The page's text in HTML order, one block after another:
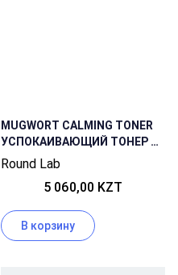
MUGWORT CALMING TONER
УСПОКАИВАЮЩИЙ ТОНЕР С
ПОЛЫНЬЮ
Round Lab
5 060,00 KZT
В корзину